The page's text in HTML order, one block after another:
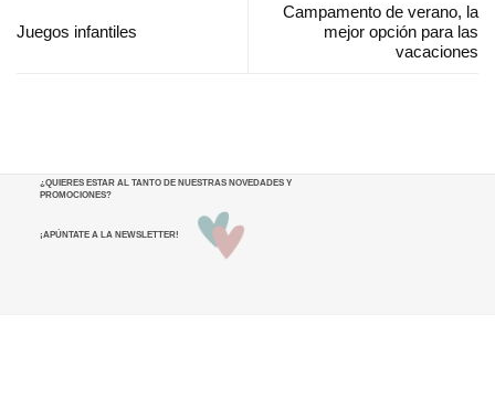
Juegos infantiles
Campamento de verano, la
mejor opción para las
vacaciones
¿QUIERES ESTAR AL TANTO DE NUESTRAS NOVEDADES Y
PROMOCIONES?
¡APÚNTATE A LA NEWSLETTER!